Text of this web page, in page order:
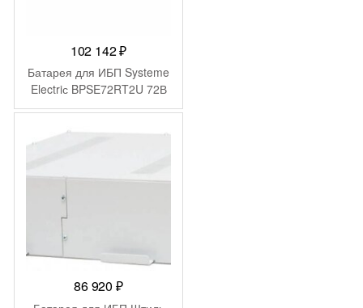
102 142₽
Батарея для ИБП Systeme
Electriс BPSE72RT2U 72В
86 920₽